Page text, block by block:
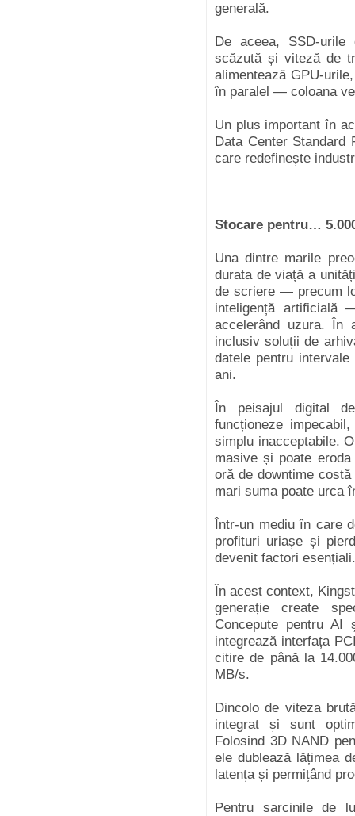
generală.
De aceea, SSD-
scăzută și viteză de
alimentează GPU-
în paralel — coloana
Un plus important în
Data Center Standard
care redefinește
Stocare pentru…
Una dintre marile
durata de viață a
de scriere — precum
inteligență artificială
accelerând uzura. În
inclusiv soluții de
datele pentru
ani.
În peisajul digital
funcționeze
simplu inacceptabile.
masive și poate
oră de downtime
mari suma poate urca
Într-un mediu în care
profituri uriașe și
devenit factori esențiali.
În acest context,
generație create
Concepute pentru AI
integrează interfața
citire de până la
MB/s.
Dincolo de viteza
integrat și sunt
Folosind 3D NAND
ele dublează lățimea
latența și permițând
Pentru sarcinile de